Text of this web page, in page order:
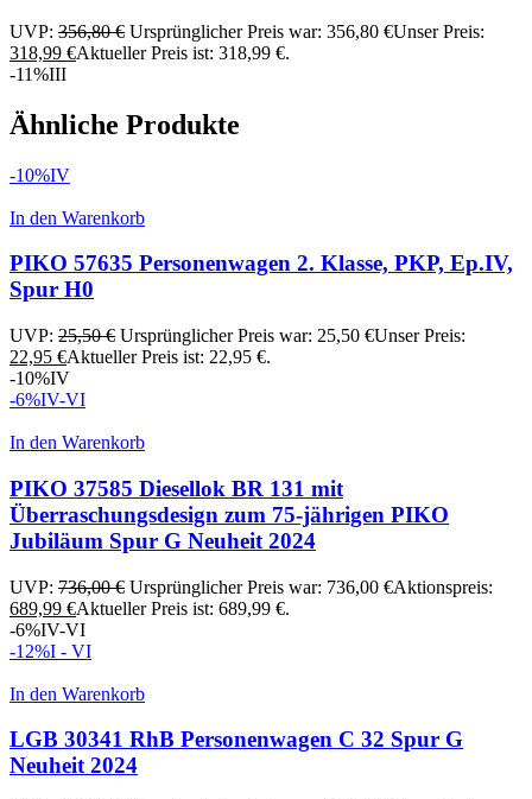
UVP: 356,80€ Ursprünglicher Preis war: 356,80 €Unser Preis:
318,99 €Aktueller Preis ist: 318,99 €.
-11%III
Ähnliche Produkte
-10%IV
In den Warenkorb
PIKO 57635 Personenwagen 2. Klasse, PKP, Ep.IV,
Spur H0
UVP: 25,50€ Ursprünglicher Preis war: 25,50 €Unser Preis:
22,95 €Aktueller Preis ist: 22,95 €.
-10%IV
-6%IV-VI
In den Warenkorb
PIKO 37585 Diesellok BR 131 mit
Überraschungsdesign zum 75-jährigen PIKO
Jubiläum Spur G Neuheit 2024
UVP: 736,00€ Ursprünglicher Preis war: 736,00 €Aktionspreis:
689,99 €Aktueller Preis ist: 689,99 €.
-6%IV-VI
-12%I - VI
In den Warenkorb
LGB 30341 RhB Personenwagen C 32 Spur G
Neuheit 2024